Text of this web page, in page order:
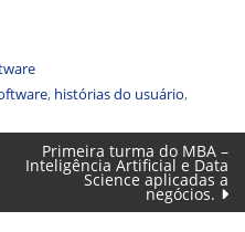
, histórias do usuário,
Próximo
post:
Primeira turma do MBA –
Inteligência Artificial e Data
Science aplicadas a
negócios.